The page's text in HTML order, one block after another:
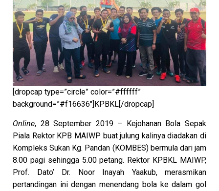
[dropcap type=”circle” color=”#ffffff”
background=”#f16636″]KPBKL[/dropcap]
Online, 28 September 2019 – Kejohanan Bola Sepak
Piala Rektor KPB MAIWP buat julung kalinya diadakan di
Kompleks Sukan Kg. Pandan (KOMBES) bermula dari jam
8.00 pagi sehingga 5.00 petang. Rektor KPBKL MAIWP,
Prof. Dato’ Dr. Noor Inayah Yaakub, merasmikan
pertandingan ini dengan menendang bola ke dalam gol